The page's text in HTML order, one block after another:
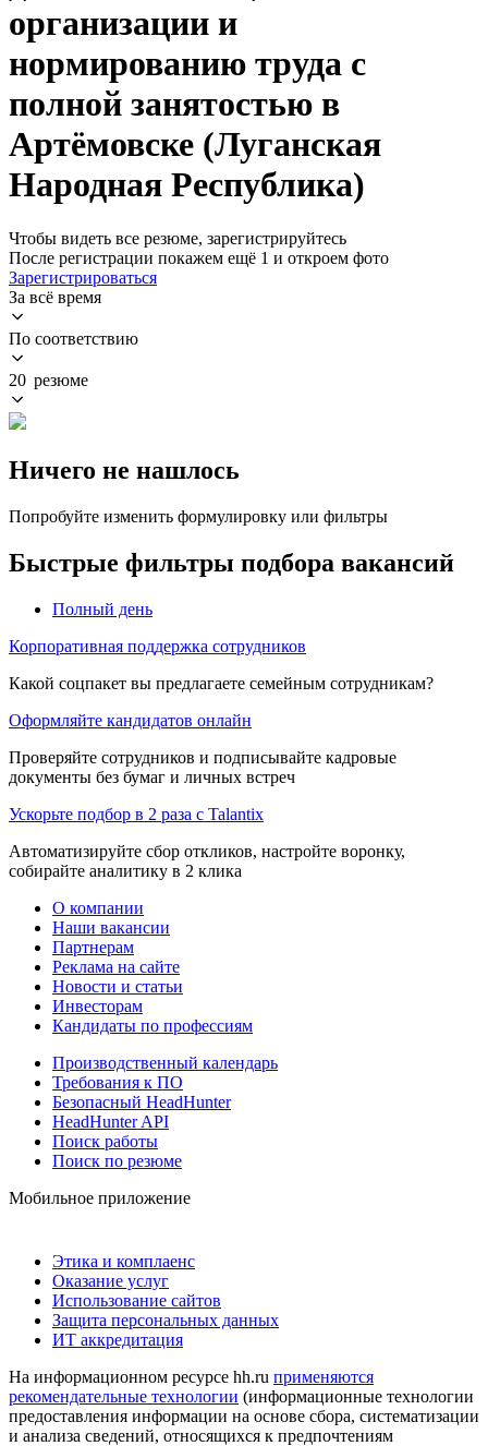
организации и
нормированию труда с
полной занятостью в
Артёмовске (Луганская
Народная Республика)
Чтобы видеть все резюме, зарегистрируйтесь
После регистрации покажем ещё 1 и откроем фото
Зарегистрироваться
За всё время
По соответствию
20 резюме
Ничего не нашлось
Попробуйте изменить формулировку или фильтры
Быстрые фильтры подбора вакансий
Полный день
Корпоративная поддержка сотрудников
Какой соцпакет вы предлагаете семейным сотрудникам?
Оформляйте кандидатов онлайн
Проверяйте сотрудников и подписывайте кадровые
документы без бумаг и личных встреч
Ускорьте подбор в 2 раза с Talantix
Автоматизируйте сбор откликов, настройте воронку,
собирайте аналитику в 2 клика
О компании
Наши вакансии
Партнерам
Реклама на сайте
Новости и статьи
Инвесторам
Кандидаты по профессиям
Производственный календарь
Требования к ПО
Безопасный HeadHunter
HeadHunter API
Поиск работы
Поиск по резюме
Мобильное приложение
Этика и комплаенс
Оказание услуг
Использование сайтов
Защита персональных данных
ИТ аккредитация
На информационном ресурсе hh.ru применяются
рекомендательные технологии (информационные технологии
предоставления информации на основе сбора, систематизации
и анализа сведений, относящихся к предпочтениям